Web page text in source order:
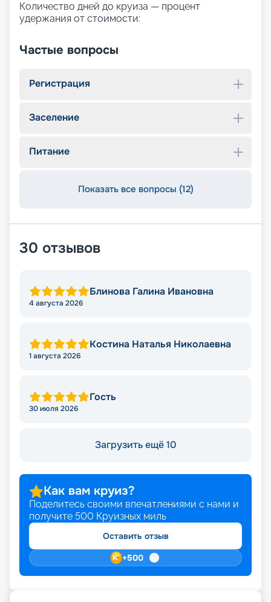
Количество дней до круиза — процент
удержания от стоимости:
Частые вопросы
Регистрация
Заселение
Питание
Показать все вопросы (12)
30 отзывов
Блинова Галина Ивановна
4 августа 2026
Костина Наталья Николаевна
1 августа 2026
Гость
30 июля 2026
Загрузить ещё 10
Как вам круиз?
Поделитесь своими впечатлениями с нами и
получите 500 Круизных миль
Оставить отзыв
+500